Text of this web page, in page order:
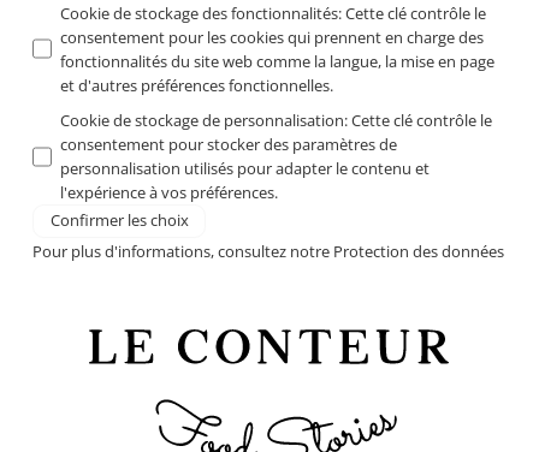
Cookie de stockage des fonctionnalités:Cette clé contrôle le
consentement pour les cookies qui prennent en charge des
fonctionnalités du site web comme la langue, la mise en page
et d'autres préférences fonctionnelles.
Cookie de stockage de personnalisation:Cette clé contrôle le
consentement pour stocker des paramètres de
personnalisation utilisés pour adapter le contenu et
l'expérience à vos préférences.
Confirmer les choix
Pour plus d'informations, consultez notre Protection des données